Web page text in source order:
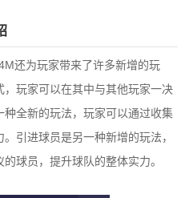
还为玩家带来了许多新增的玩
玩家可以在其中与其他玩家一决
全新的玩法，玩家可以通过收集
引进球员是另一种新增的玩法，
球员，提升球队的整体实力。